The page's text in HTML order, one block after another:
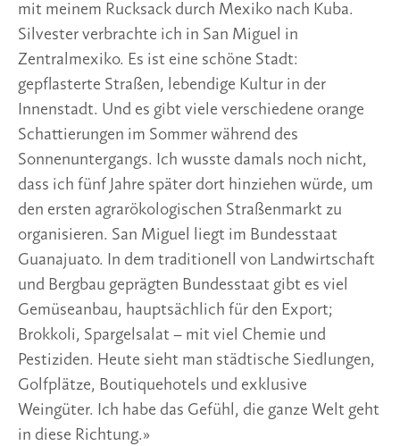
mit meinem Rucksack durch Mexiko nach Kuba.
Silvester verbrachte ich in San Miguel in
Zentralmexiko. Es ist eine schöne Stadt:
gepflasterte Straßen, lebendige Kultur in der
Innenstadt. Und es gibt viele verschiedene orange
Schattierungen im Sommer während des
Sonnenuntergangs. Ich wusste damals noch nicht,
dass ich fünf Jahre später dort hinziehen würde, um
den ersten agrarökologischen Straßenmarkt zu
organisieren. San Miguel liegt im Bundesstaat
Guanajuato. In dem traditionell von Landwirtschaft
und Bergbau geprägten Bundesstaat gibt es viel
Gemüseanbau, hauptsächlich für den Export;
Brokkoli, Spargelsalat – mit viel Chemie und
Pestiziden. Heute sieht man städtische Siedlungen,
Golfplätze, Boutiquehotels und exklusive
Weingüter. Ich habe das Gefühl, die ganze Welt geht
in diese Richtung.»